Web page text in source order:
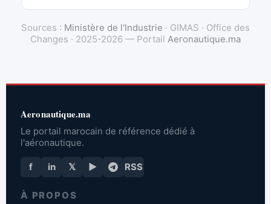
Sources : Ministère de l'Industrie · GIMAS · Office des
Changes · 2025-2026 — Portail Aeronautique.ma
Aeronautique.ma
Le portail marocain de référence dédié à
l'aéronautique.
f in 𝕏 ▶ RSS
À PROPOS